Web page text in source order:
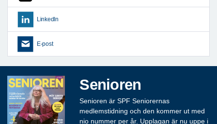
LinkedIn
E-post
Senioren
Senioren är SPF Seniorernas
medlemstidning och den kommer ut med
nio nummer per år. Upplagan är nu uppe i